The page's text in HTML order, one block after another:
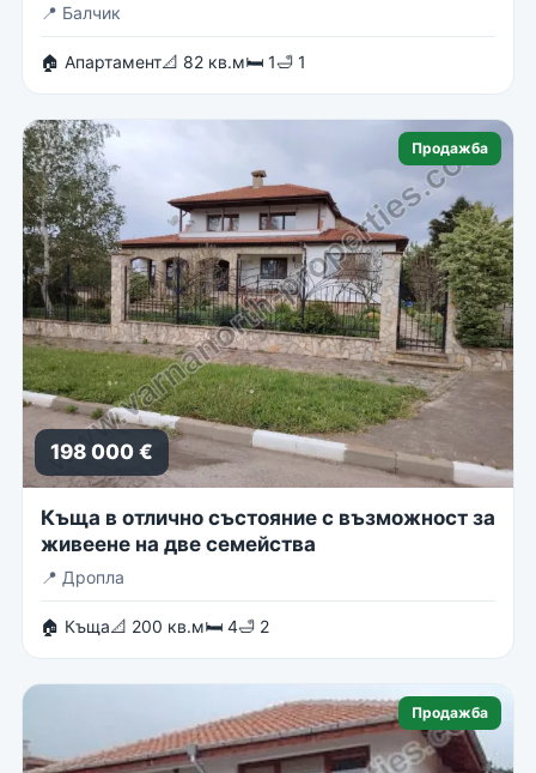
📍 Балчик
🏠 Апартамент📐 82 кв.м🛏 1🛁 1
Продажба
198 000 €
Къща в отлично състояние с възможност за
живеене на две семейства
📍 Дропла
🏠 Къща📐 200 кв.м🛏 4🛁 2
Продажба